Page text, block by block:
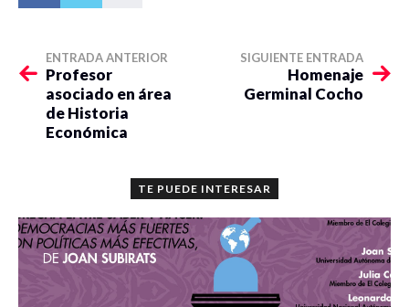
ENTRADA ANTERIOR
Profesor
asociado en área
de Historia
Económica
SIGUIENTE ENTRADA
Homenaje
Germinal Cocho
TE PUEDE INTERESAR